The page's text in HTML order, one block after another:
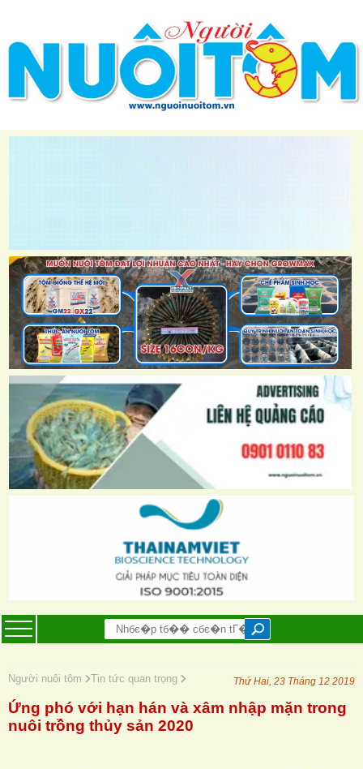
Người nuôi tôm Tin tức quan trọng Thứ Hai, 23 Tháng 12 2019
Ứng phó với hạn hán và xâm nhập mặn trong
nuôi trồng thủy sản 2020